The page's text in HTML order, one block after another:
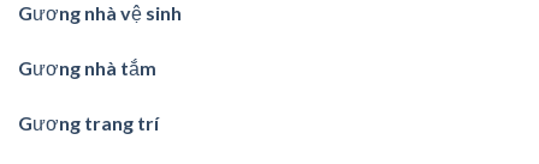
Gương nhà vệ sinh
Gương nhà tắm
Gương trang trí